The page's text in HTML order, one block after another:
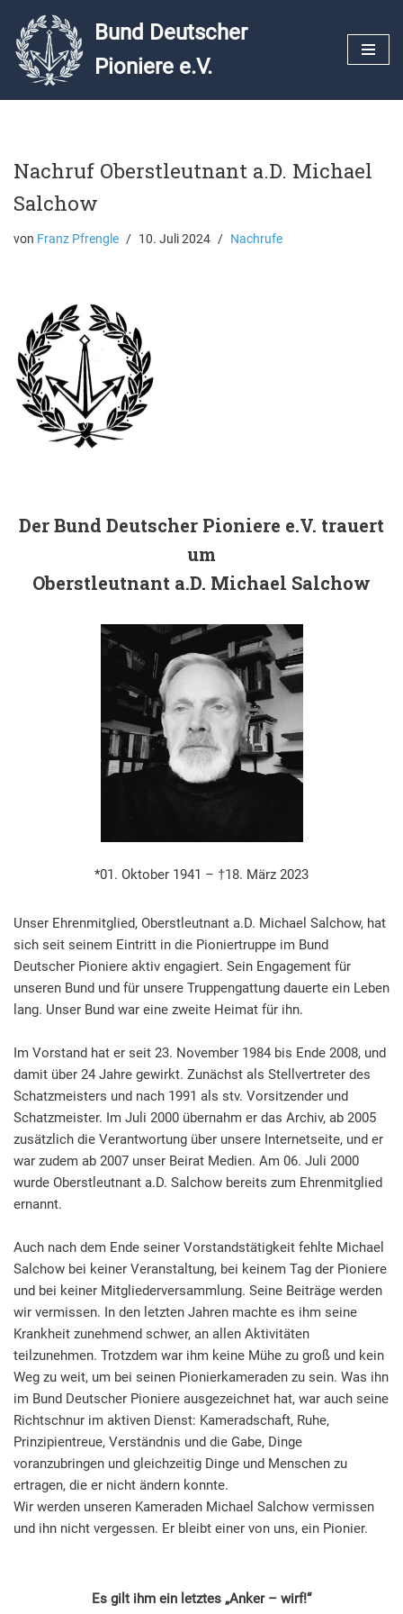
Zum
Inhalt
Bund Deutscher
Pioniere e.V.
Nachruf Oberstleutnant a.D. Michael
Salchow
von Franz Pfrengle 10. Juli 2024 Nachrufe
Der Bund Deutscher Pioniere e.V. trauert
um
Oberstleutnant a.D. Michael Salchow
*01. Oktober 1941 – †18. März 2023
Unser Ehrenmitglied, Oberstleutnant a.D. Michael Salchow, hat
sich seit seinem Eintritt in die Pioniertruppe im Bund
Deutscher Pioniere aktiv engagiert. Sein Engagement für
unseren Bund und für unsere Truppengattung dauerte ein Leben
lang. Unser Bund war eine zweite Heimat für ihn.
Im Vorstand hat er seit 23. November 1984 bis Ende 2008, und
damit über 24 Jahre gewirkt. Zunächst als Stellvertreter des
Schatzmeisters und nach 1991 als stv. Vorsitzender und
Schatzmeister. Im Juli 2000 übernahm er das Archiv, ab 2005
zusätzlich die Verantwortung über unsere Internetseite, und er
war zudem ab 2007 unser Beirat Medien. Am 06. Juli 2000
wurde Oberstleutnant a.D. Salchow bereits zum Ehrenmitglied
ernannt.
Auch nach dem Ende seiner Vorstandstätigkeit fehlte Michael
Salchow bei keiner Veranstaltung, bei keinem Tag der Pioniere
und bei keiner Mitgliederversammlung. Seine Beiträge werden
wir vermissen. In den letzten Jahren machte es ihm seine
Krankheit zunehmend schwer, an allen Aktivitäten
teilzunehmen. Trotzdem war ihm keine Mühe zu groß und kein
Weg zu weit, um bei seinen Pionierkameraden zu sein. Was ihn
im Bund Deutscher Pioniere ausgezeichnet hat, war auch seine
Richtschnur im aktiven Dienst: Kameradschaft, Ruhe,
Prinzipientreue, Verständnis und die Gabe, Dinge
voranzubringen und gleichzeitig Dinge und Menschen zu
ertragen, die er nicht ändern konnte.
Wir werden unseren Kameraden Michael Salchow vermissen
und ihn nicht vergessen. Er bleibt einer von uns, ein Pionier.
Es gilt ihm ein letztes „Anker – wirf!“